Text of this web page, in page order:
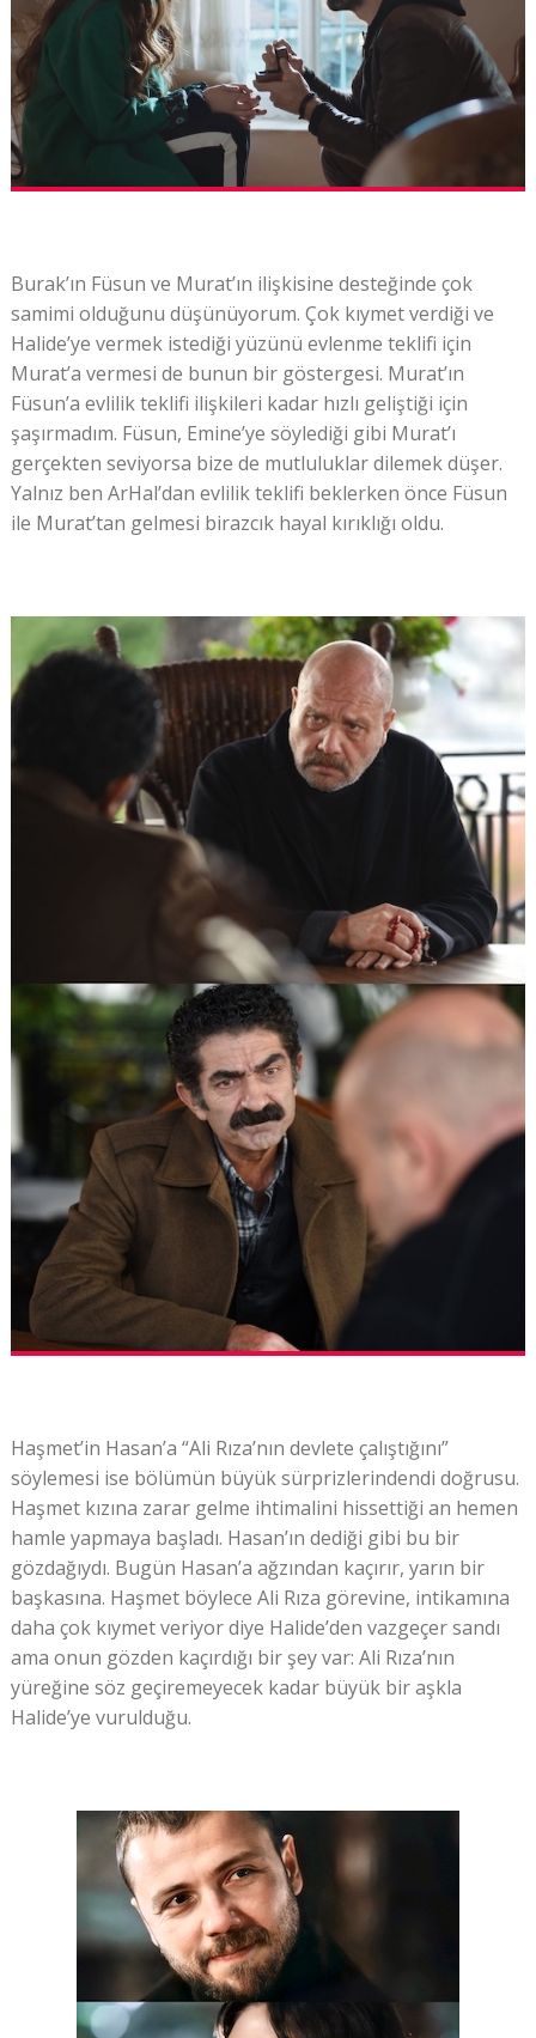
Burak’ın Füsun ve Murat’ın ilişkisine desteğinde çok
samimi olduğunu düşünüyorum. Çok kıymet verdiği ve
Halide’ye vermek istediği yüzünü evlenme teklifi için
Murat’a vermesi de bunun bir göstergesi. Murat’ın
Füsun’a evlilik teklifi ilişkileri kadar hızlı geliştiği için
şaşırmadım. Füsun, Emine’ye söylediği gibi Murat’ı
gerçekten seviyorsa bize de mutluluklar dilemek düşer.
Yalnız ben ArHal’dan evlilik teklifi beklerken önce Füsun
ile Murat’tan gelmesi birazcık hayal kırıklığı oldu.
Haşmet’in Hasan’a “Ali Rıza’nın devlete çalıştığını”
söylemesi ise bölümün büyük sürprizlerindendi doğrusu.
Haşmet kızına zarar gelme ihtimalini hissettiği an hemen
hamle yapmaya başladı. Hasan’ın dediği gibi bu bir
gözdağıydı. Bugün Hasan’a ağzından kaçırır, yarın bir
başkasına. Haşmet böylece Ali Rıza görevine, intikamına
daha çok kıymet veriyor diye Halide’den vazgeçer sandı
ama onun gözden kaçırdığı bir şey var: Ali Rıza’nın
yüreğine söz geçiremeyecek kadar büyük bir aşkla
Halide’ye vurulduğu.